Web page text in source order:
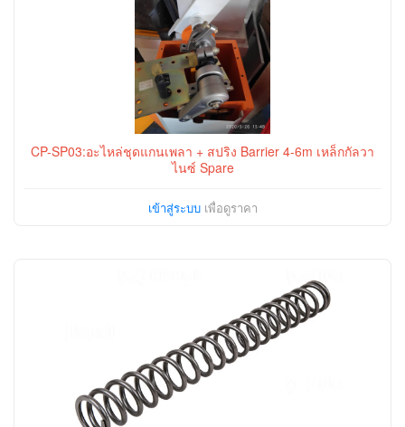
CP-SP03:อะไหล่ชุดแกนเพลา + สปริง Barrier 4-6m เหล็กกัลวา
ไนซ์ Spare
เข้าสู่ระบบเพื่อดูราคา